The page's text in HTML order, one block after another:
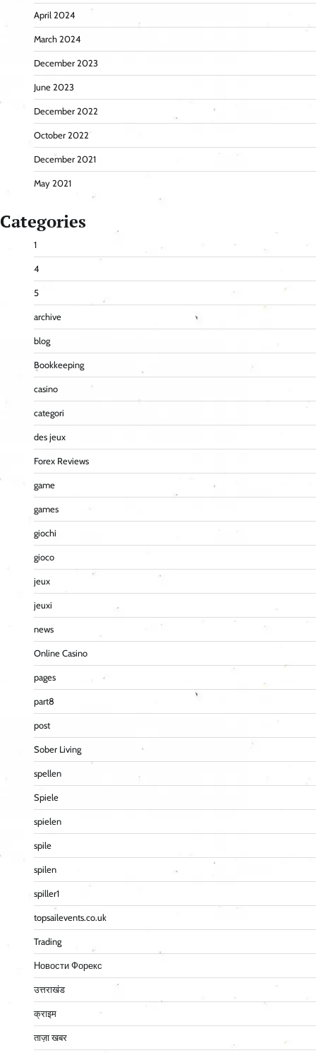
April 2024
March 2024
December 2023
June 2023
December 2022
October 2022
December 2021
May 2021
Categories
1
4
5
archive
blog
Bookkeeping
casino
categori
des jeux
Forex Reviews
game
games
giochi
gioco
jeux
jeuxi
news
Online Casino
pages
part8
post
Sober Living
spellen
Spiele
spielen
spile
spilen
spiller1
topsailevents.co.uk
Trading
Новости Форекс
उत्तराखंड
क्राइम
ताज़ा खबर